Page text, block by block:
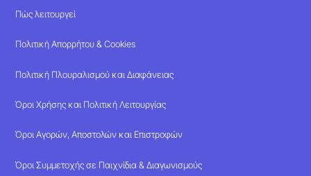
Πώς λειτουργεί
Πολιτική Απορρήτου & Cookies
Πολιτική Πλουραλισμού και Διαφάνειας
Όροι Χρήσης και Πολιτική Λειτουργίας
Όροι Αγορών, Αποστολών και Επιστροφών
Όροι Συμμετοχής σε Παιχνίδια & Διαγωνισμούς